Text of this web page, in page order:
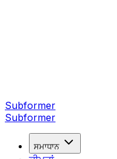
Subformer
Subformer
ਸਮਾਧਾਨ